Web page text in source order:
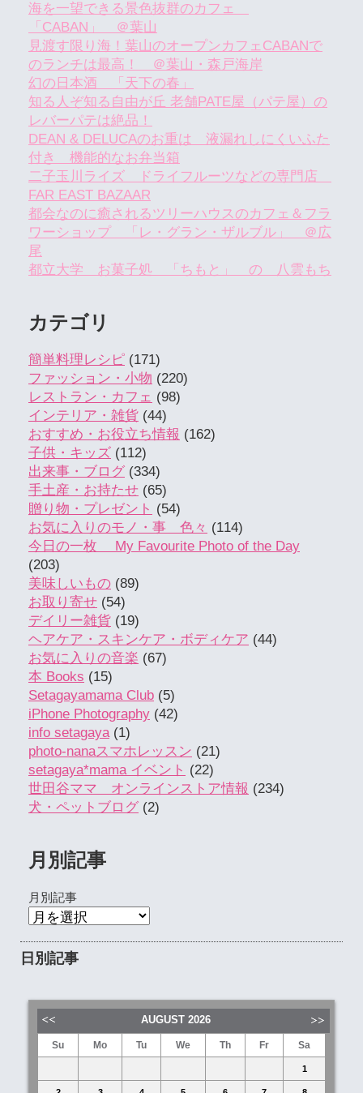
海を一望できる景色抜群のカフェ
「CABAN」 ＠葉山
見渡す限り海！葉山のオープンカフェCABANで
のランチは最高！ ＠葉山・森戸海岸
幻の日本酒 「天下の春」
知る人ぞ知る自由が丘 老舗PATE屋（パテ屋）の
レバーパテは絶品！
DEAN & DELUCAのお重は 液漏れしにくいふた
付き 機能的なお弁当箱
二子玉川ライズ ドライフルーツなどの専門店
FAR EAST BAZAAR
都会なのに癒されるツリーハウスのカフェ＆フラ
ワーショップ 「レ・グラン・ザルブル」 ＠広
尾
都立大学 お菓子処 「ちもと」 の 八雲もち
カテゴリ
簡単料理レシピ (171)
ファッション・小物 (220)
レストラン・カフェ (98)
インテリア・雑貨 (44)
おすすめ・お役立ち情報 (162)
子供・キッズ (112)
出来事・ブログ (334)
手土産・お持たせ (65)
贈り物・プレゼント (54)
お気に入りのモノ・事 色々 (114)
今日の一枚 My Favourite Photo of the Day
(203)
美味しいもの (89)
お取り寄せ (54)
デイリー雑貨 (19)
ヘアケア・スキンケア・ボディケア (44)
お気に入りの音楽 (67)
本 Books (15)
Setagayamama Club (5)
iPhone Photography (42)
info setagaya(1)
photo-nanaスマホレッスン (21)
setagaya*mama イベント (22)
世田谷ママ オンラインストア情報 (234)
犬・ペットブログ (2)
月別記事
月別記事
日別記事
AUGUST 2026
Su Mo Tu We Th Fr Sa
1